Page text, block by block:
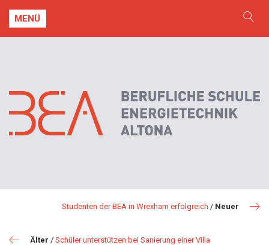
MENÜ
Studenten der BEA in Wrexham erfolgreich / Neuer
Älter / Schüler unterstützen bei Sanierung einer Villa